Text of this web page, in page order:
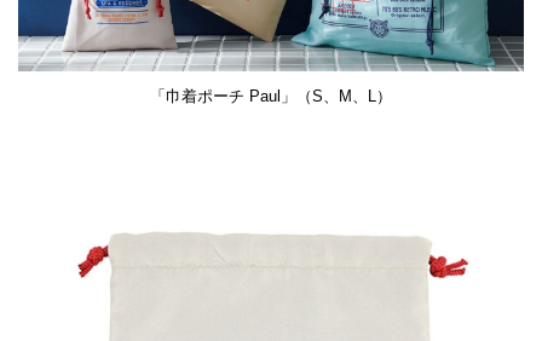
「巾着ポーチ Paul」（S、M、L）